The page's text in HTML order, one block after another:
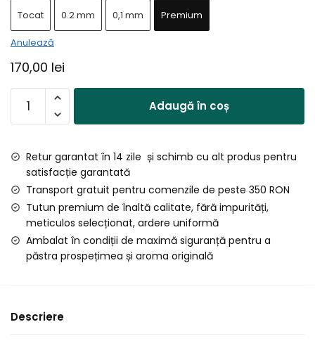
110,00 lei
Tocat 0.2 mm 0,1 mm Premium
Anulează
170,00 lei
Cantitate
Tutun
Sobranie
Galeata
Punga,
1
Adaugă în coș
Retur garantat în 14 zile și schimb cu alt produs pentru
satisfacție garantată
Transport gratuit pentru comenzile de peste 350 RON
Tutun premium de înaltă calitate, fără impurități,
meticulos selecționat, ardere uniformă
Ambalat în condiții de maximă siguranță pentru a
păstra prospețimea și aroma originală
Descriere